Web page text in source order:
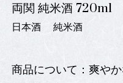
両関 純米酒 720ml
日本酒 純米酒
商品について：爽や